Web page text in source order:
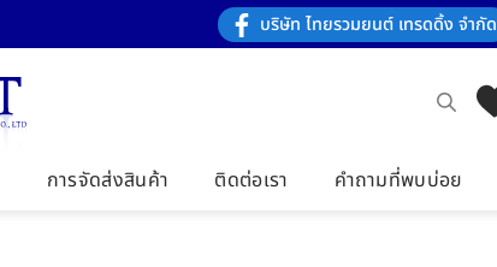
บริษัท ไทยรวมยนต์ เทรดดิ้ง จำกัด
การจัดส่งสินค้า ติดต่อเรา คำถามที่พบบ่อย